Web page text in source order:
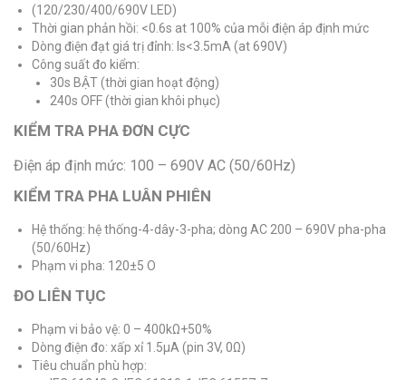
(120/230/400/690V LED)
Thời gian phản hồi: <0.6s at 100% của mỗi điện áp định mức
Dòng điện đạt giá trị đỉnh: ls<3.5mA (at 690V)
Công suất đo kiểm:
30s BẬT (thời gian hoạt động)
240s OFF (thời gian khôi phục)
KIỂM TRA PHA ĐƠN CỰC
Điện áp định mức: 100 – 690V AC (50/60Hz)
KIỂM TRA PHA LUÂN PHIÊN
Hệ thống: hệ thống-4-dây-3-pha; dòng AC 200 – 690V pha-pha
(50/60Hz)
Phạm vi pha: 120±5 O
ĐO LIÊN TỤC
Phạm vi bảo vệ: 0 – 400kΩ+50%
Dòng điện đo: xấp xỉ 1.5μA (pin 3V, 0Ω)
Tiêu chuẩn phù hợp: